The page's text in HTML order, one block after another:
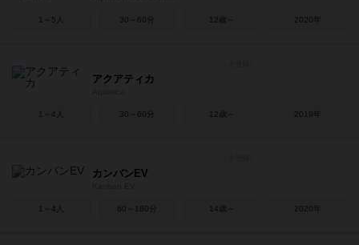
1～5人 30～60分 12歳～ 2020年
アクアティカ
1～4人 30～60分 12歳～ 2019年
カンバンEV
1～4人 60～180分 14歳～ 2020年